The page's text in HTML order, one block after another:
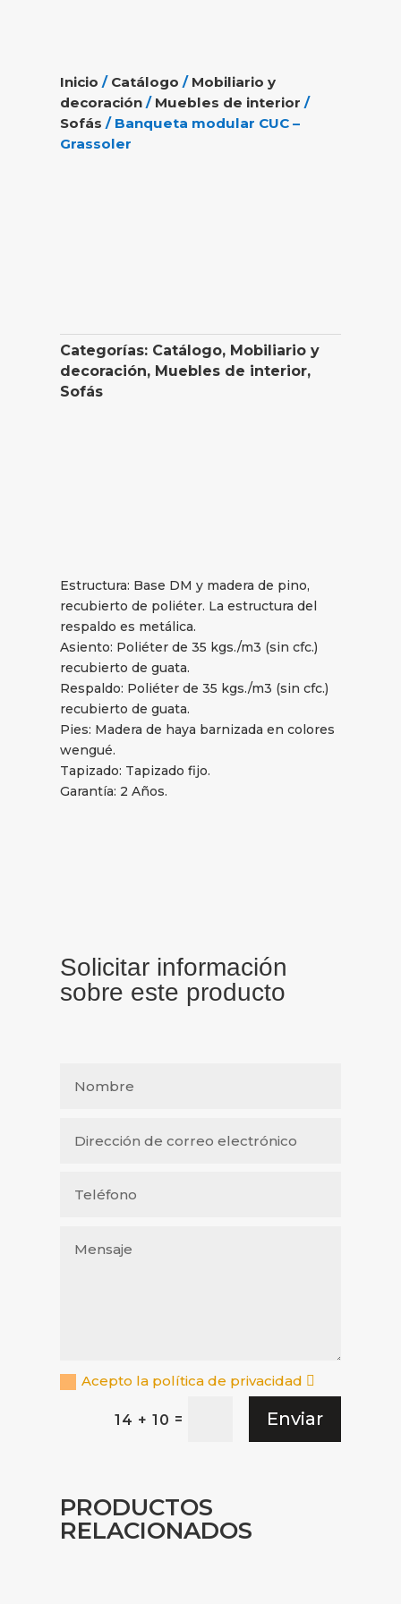
Inicio / Catálogo / Mobiliario y
decoración / Muebles de interior /
Sofás / Banqueta modular CUC –
Grassoler
Categorías: Catálogo, Mobiliario y
decoración, Muebles de interior,
Sofás
Estructura: Base DM y madera de pino,
recubierto de poliéter. La estructura del
respaldo es metálica.
Asiento: Poliéter de 35 kgs./m3 (sin cfc.)
recubierto de guata.
Respaldo: Poliéter de 35 kgs./m3 (sin cfc.)
recubierto de guata.
Pies: Madera de haya barnizada en colores
wengué.
Tapizado: Tapizado fijo.
Garantía: 2 Años.
Solicitar información
sobre este producto
Acepto la política de privacidad
14 + 10 = Enviar
PRODUCTOS
RELACIONADOS